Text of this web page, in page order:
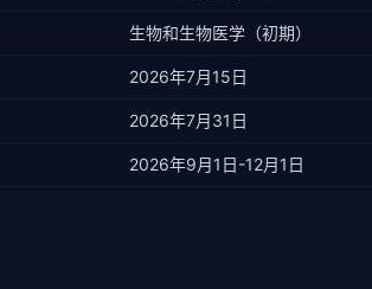
生物和生物医学（初期）
2026年7月15日
2026年7月31日
2026年9月1日-12月1日